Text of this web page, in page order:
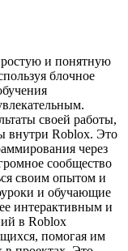
и понятную
блочное
своей работы,
внутри Roblox. Это
через
сообщество
своим опытом и
и обучающие
интерактивным и
в Roblox
помогая им